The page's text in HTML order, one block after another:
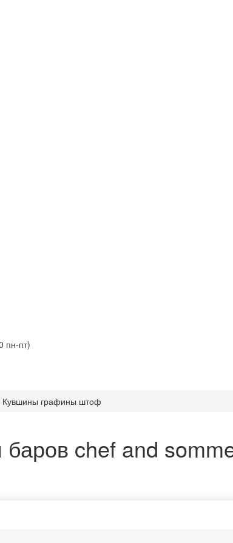
пн-пт)
Кувшины графины штоф
chef and